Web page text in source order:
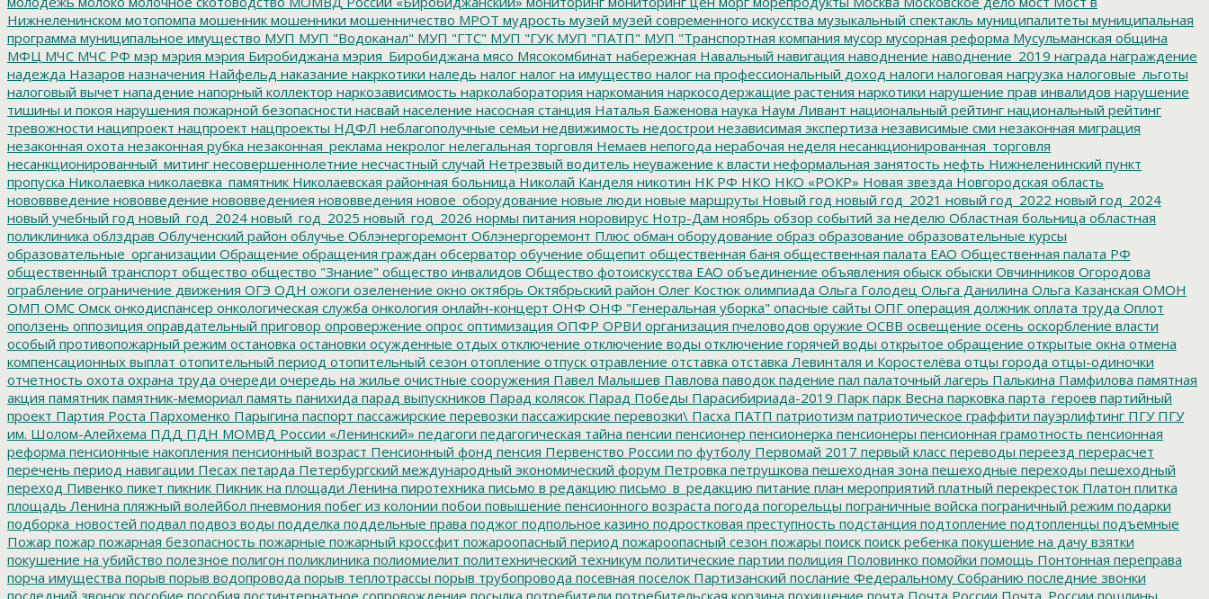
Нижнеленинском мотопомпа мошенник мошенники мошенничество МРОТ мудрость музей музей современного искусства музыкальный спектакль муниципалитеты муниципальная
программа муниципальное имущество МУП МУП "Водоканал" МУП "ГТС" МУП "ГУКМУП "ПАТП" МУП "Транспортная компания мусор мусорная реформа Мусульманская община
МФЦ МЧС МЧС РФ мэр мэрия мэрия Биробиджана мэрия_Биробиджана мясо Мясокомбинат набережная Навальный навигация наводнение наводнение_2019 награда награждение
надежда Назаров назначения Найфельд наказание накркотики наледь налог налог на имущество налог на профессиональный доход налоги налоговая нагрузка налоговые_льготы
налоговый вычет нападение напорный коллектор наркозависимость нарколаборатория наркомания наркосодержащие растения наркотики нарушение прав инвалидов нарушение
тишины и покоя нарушения пожарной безопасности насвай население насосная станция Наталья Баженова наука Наум Ливант национальный рейтинг национальный рейтинг
тревожности наципроект нацпроект нацпроекты НДФЛ неблагополучные семьи недвижимость недострои независимая экспертиза независимые сми незаконная миграция
незаконная охота незаконная рубка незаконная_реклама некролог нелегальная торговля Немаев непогода нерабочая неделя несанкционированная_торговля
несанкционированный_митинг несовершеннолетние несчастный случай Нетрезвый водитель неуважение к власти неформальная занятость нефть Нижнеленинский пункт
пропуска Николаевка николаевка_памятник Николаевская районная больница Николай Канделя никотин НК РФ НКО НКО «РОКР» Новая звезда Новгородская область
нововвведение нововведение нововведениея нововведения новое_оборудование новые люди новые маршруты Новый год новый год_2021 новый год_2022 новый год_2024
новый учебный год новый_год_2024 новый_год_2025 новый_год_2026 нормы питания норовирус Нотр-Дам ноябрь обзор событий за неделю Областная больница областная
поликлиника облздрав Облученский район облучье Облэнергоремонт Облэнергоремонт Плюс обман оборудование образ образование образовательные курсы
образовательные_организации Обращение обращения граждан обсерватор обучение общепит общественная баня общественная палата ЕАО Общественная палата РФ
общественный транспорт общество общество "Знание" общество инвалидов Общество фотоискусства ЕАО объединение объявления обыск обыски Овчинников Огородова
ограбление ограничение движения ОГЭ ОДН ожоги озеленение окно октябрь Октябрьский район Олег Костюк олимпиада Ольга Голодец Ольга Данилина Ольга Казанская ОМОН
ОМП ОМС Омск онкодиспансер онкологическая служба онкология онлайн-концерт ОНФ ОНФ "Генеральная уборка" опасные сайты ОПГ операция должник оплата труда Оплот
оползень оппозиция оправдательный приговор опровержение опрос оптимизация ОПФР ОРВИ организация пчеловодов оружие ОСВВ освещение осень оскорбление власти
особый противопожарный режим остановка остановки осужденные отдых отключение отключение воды отключение горячей воды открытое обращение открытые окна отмена
компенсационных выплат отопительный период отопительный сезон отопление отпуск отравление отставка отставка Левинталя и Коростелёва отцы города отцы-одиночки
отчетность охота охрана труда очереди очередь на жилье очистные сооружения Павел Малышев Павлова паводок падение пал палаточный лагерь Палькина Памфилова памятная
акция памятник памятник-мемориал память панихида парад выпускников Парад колясок Парад Победы Парасибириада-2019 Парк парк Весна парковка парта_героев партийный
проект Партия Роста Пархоменко Парыгина паспорт пассажирские перевозки пассажирские перевозки\ Пасха ПАТП патриотизм патриотическое граффити пауэрлифтинг ПГУПГУ
им. Шолом-Алейхема ПДД ПДН МОМВД России «Ленинский» педагоги педагогическая тайна пенсии пенсионер пенсионерка пенсионеры пенсионная грамотность пенсионная
реформа пенсионные накопления пенсионный возраст Пенсионный фонд пенсия Первенство России по футболу Первомай 2017 первый класс переводы переезд перерасчет
перечень период навигации Песах петарда Петербургский международный экономический форум Петровка петрушкова пешеходная зона пешеходные переходы пешеходный
переход Пивенко пикет пикник Пикник на площади Ленина пиротехника письмо в редакцию письмо_в_редакцию питание план мероприятий платный перекресток Платон плитка
площадь Ленина пляжный волейбол пневмония побег из колонии побои повышение пенсионного возраста погода погорельцы пограничные войска пограничный режим подарки
подборка_новостей подвал подвоз воды подделка поддельные права поджог подпольное казино подростковая преступность подстанция подтопление подтопленцы подъемные
Пожар пожар пожарная безопасность пожарные пожарный кроссфит пожароопасный период пожароопасный сезон пожары поиск поиск ребенка покушение на дачу взятки
покушение на убийство полезное полигон поликлиника полиомиелит политехнический техникум политические партии полиция Половинко помойки помощь Понтонная переправа
порча имущества порыв порыв водопровода порыв теплотрассы порыв трубопровода посевная поселок Партизанский послание Федеральному Собранию последние звонки